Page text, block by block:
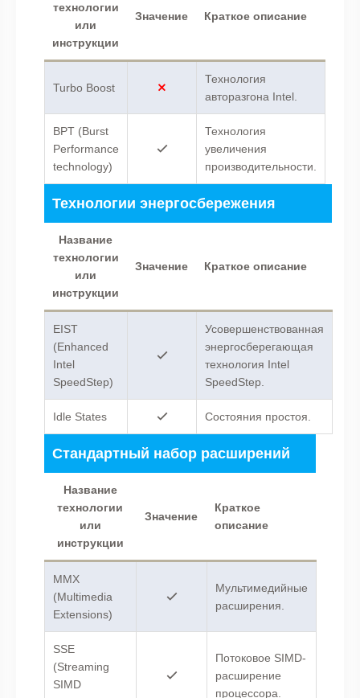
технологии
или
инструкции
Значение Краткое описание
Turbo Boost
Технология
авторазгона Intel.
BPT (Burst
Performance
technology)
Технология
увеличения
производительности.
Технологии энергосбережения
Название
технологии
или
инструкции
Значение Краткое описание
EIST
(Enhanced
Intel
SpeedStep)
Усовершенствованная
энергосберегающая
технология Intel
SpeedStep.
Idle States Состояния простоя.
Стандартный набор расширений
Название
технологии
или
инструкции
Значение
Краткое
описание
MMX
(Multimedia
Extensions)
Мультимедийные
расширения.
SSE
(Streaming
SIMD
Потоковое SIMD-
расширение
процессора.